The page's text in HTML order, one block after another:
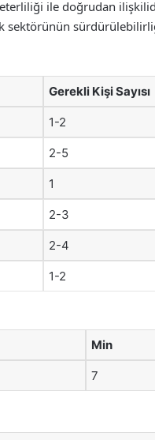
ile doğrudan
sektörünün
Gerekli Kişi Sayısı
1-2
2-5
1
2-3
2-4
1-2
Min
7